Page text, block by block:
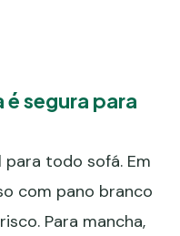
é segura para
todo sofá. Em
com pano branco
Para mancha,